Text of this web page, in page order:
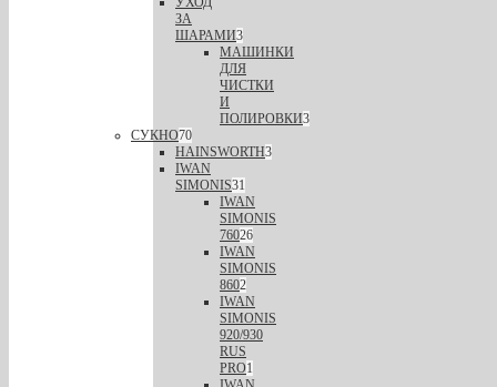
ЗА
ШАРАМИ3
МАШИНКИ
ДЛЯ
ЧИСТКИ
И
ПОЛИРОВКИ3
СУКНО70
HAINSWORTH3
IWAN
SIMONIS31
IWAN
SIMONIS
76026
IWAN
SIMONIS
8602
IWAN
SIMONIS
920/930
RUS
PRO1